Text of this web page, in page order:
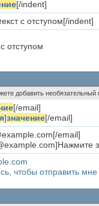
[/indent]
с отступом[/indent]
отступом
добавить
[/email]
]значение[/email]
email]
чтобы отправить